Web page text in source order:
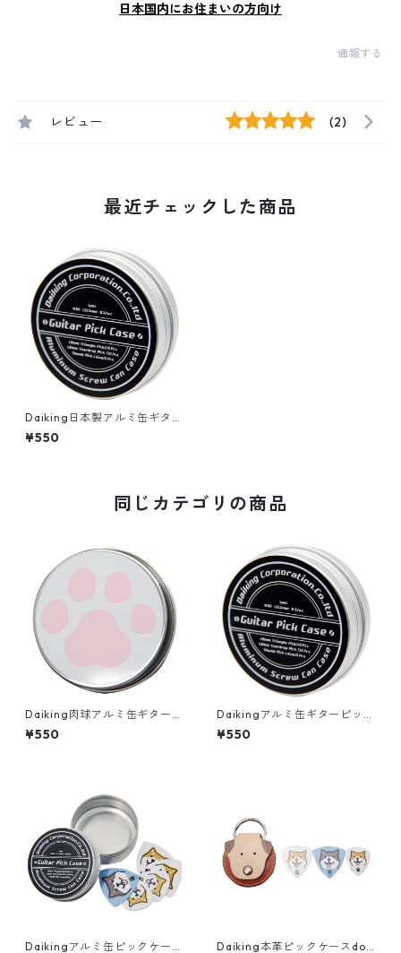
日本国内にお住まいの方向け
通報する
レビュー (2)
最近チェックした商品
Daiking日本製アルミ缶ギター
ピックケース
¥550
同じカテゴリの商品
Daiking肉球アルミ缶ギターピ
ックケース
¥550
Daikingアルミ缶ギターピック
ケース
¥550
Daikingアルミ缶ピックケース Daiking本革ピックケースdog